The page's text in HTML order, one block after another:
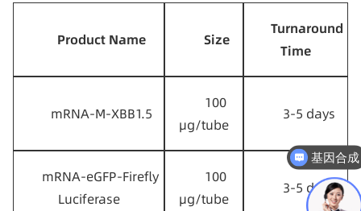
Product Name Size
Turnaround
Time
mRNA-M-XBB1.5
100
μg/tube
3-5 days
mRNA-eGFP-Firefly
Luciferase
100
μg/tube
3-5 days
基因合成